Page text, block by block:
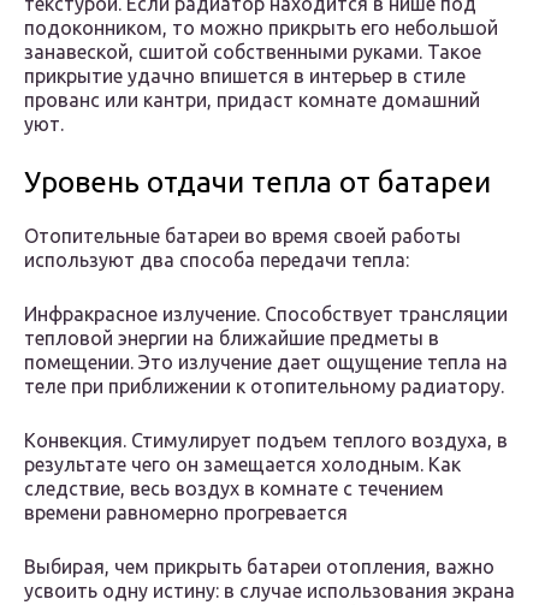
подоконником, то можно прикрыть его небольшой
занавеской, сшитой собственными руками. Такое
прикрытие удачно впишется в интерьер в стиле
прованс или кантри, придаст комнате домашний
уют.
Уровень отдачи тепла от батареи
Отопительные батареи во время своей работы
используют два способа передачи тепла:
Инфракрасное излучение. Способствует трансляции
тепловой энергии на ближайшие предметы в
помещении. Это излучение дает ощущение тепла на
теле при приближении к отопительному радиатору.
Конвекция. Стимулирует подъем теплого воздуха, в
результате чего он замещается холодным. Как
следствие, весь воздух в комнате с течением
времени равномерно прогревается
Выбирая, чем прикрыть батареи отопления, важно
усвоить одну истину: в случае использования экрана